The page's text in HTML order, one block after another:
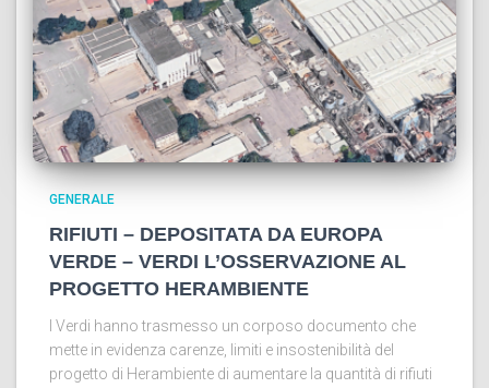
GENERALE
RIFIUTI – DEPOSITATA DA EUROPA
VERDE – VERDI L’OSSERVAZIONE AL
PROGETTO HERAMBIENTE
I Verdi hanno trasmesso un corposo documento che
mette in evidenza carenze, limiti e insostenibilità del
progetto di Herambiente di aumentare la quantità di rifiuti